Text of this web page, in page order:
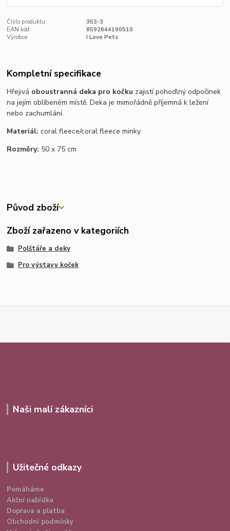
Číslo produktu:
353-3
EAN kód:
8592644190510
Výrobce:
I Love Pets
Kompletní specifikace
Hřejivá oboustranná deka pro kočku zajistí pohodlný odpočinek
na jejím oblíbeném místě. Deka je mimořádně příjemná k ležení
nebo zachumlání.
Materiál:coral fleece/coral fleece minky
Rozměry: 50 x 75 cm
Původ zboží
Zboží zařazeno v kategoriích
Polštáře a deky
Pro výstavy koček
Naši malí zákazníci
Užitečné odkazy
Pomáháme
Akční nabídka
Doprava a platba
Obchodní podmínky